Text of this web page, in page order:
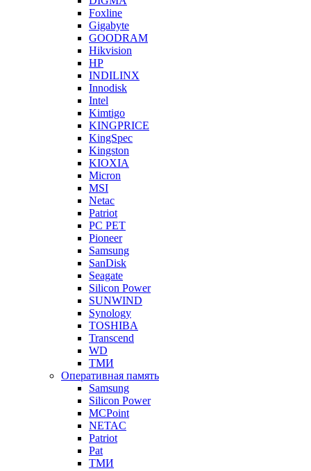
Foxline
Gigabyte
GOODRAM
Hikvision
HP
INDILINX
Innodisk
Intel
Kimtigo
KINGPRICE
KingSpec
Kingston
KIOXIA
Micron
MSI
Netac
Patriot
PC PET
Pioneer
Samsung
SanDisk
Seagate
Silicon Power
SUNWIND
Synology
TOSHIBA
Transcend
WD
ТМИ
Оперативная память
Samsung
Silicon Power
MCPoint
NETAC
Patriot
Pat
ТМИ